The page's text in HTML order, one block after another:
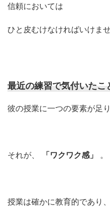
信頼においては
ひと皮むけなければいけませ
最近の練習で気付いたこ
彼の授業に一つの要素が足
それが、 「ワクワク感」 。
授業は確かに教育的であり、